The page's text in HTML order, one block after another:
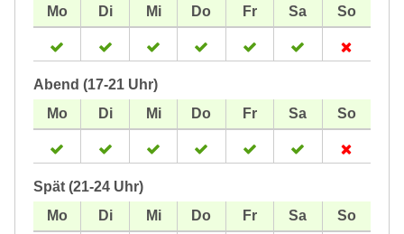
Abend (17-21 Uhr)
Spät (21-24 Uhr)